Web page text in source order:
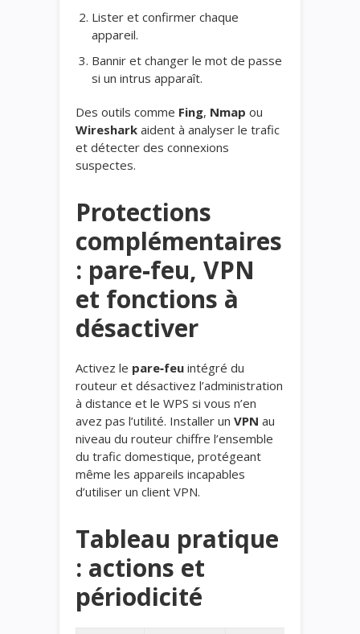
Lister et confirmer chaque
appareil.
Bannir et changer le mot de passe
si un intrus apparaît.
Des outils comme Fing, Nmap ou
Wireshark aident à analyser le trafic
et détecter des connexions
suspectes.
Protections
complémentaires
: pare‑feu, VPN
et fonctions à
désactiver
Activez le pare‑feu intégré du
routeur et désactivez l’administration
à distance et le WPS si vous n’en
avez pas l’utilité. Installer un VPN au
niveau du routeur chiffre l’ensemble
du trafic domestique, protégeant
même les appareils incapables
d’utiliser un client VPN.
Tableau pratique
: actions et
périodicité